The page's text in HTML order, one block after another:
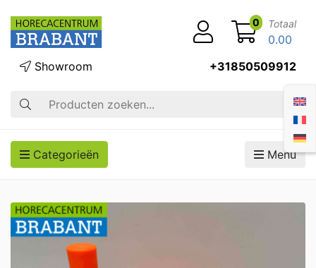
Zoek op
Showroom +31850509912
0 Totaal
0.00
Categorieën Menu